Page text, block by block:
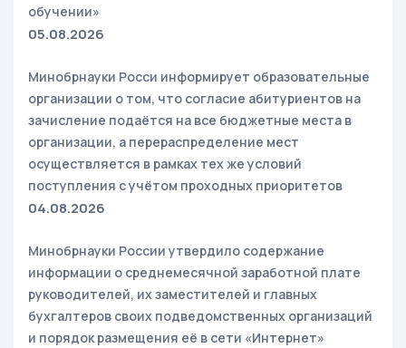
обучении»
05.08.2026
Минобрнауки Росси информирует образовательные
организации о том, что согласие абитуриентов на
зачисление подаётся на все бюджетные места в
организации, а перераспределение мест
осуществляется в рамках тех же условий
поступления с учётом проходных приоритетов
04.08.2026
Минобрнауки России утвердило содержание
информации о среднемесячной заработной плате
руководителей, их заместителей и главных
бухгалтеров своих подведомственных организаций
и порядок размещения её в сети «Интернет»